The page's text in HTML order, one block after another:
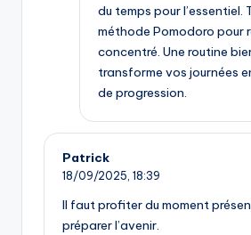
du temps pour l’essentiel.
méthode Pomodoro pour
concentré. Une routine
transforme vos journées
de progression.
Patrick
18/09/2025, 18:39
Il faut profiter du moment
préparer l’avenir.